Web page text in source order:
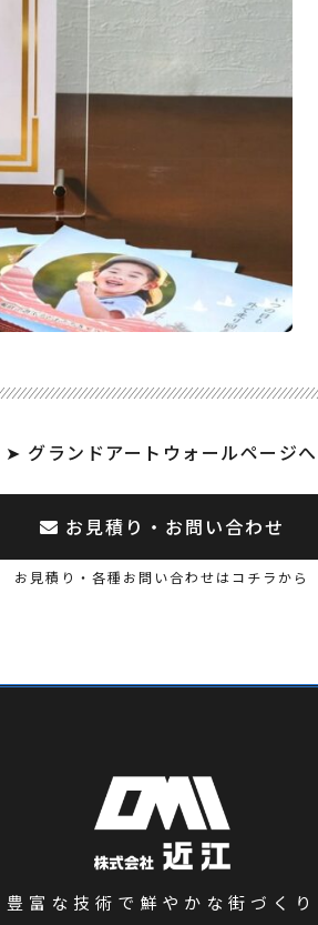
➤ グランドアートウォールページへ
お見積り・お問い合わせ
お見積り・各種お問い合わせはコチラから
豊富な技術で鮮やかな街づくり